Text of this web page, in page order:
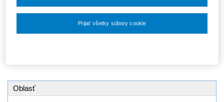
Oblasť
Prijať všetky súbory cookie